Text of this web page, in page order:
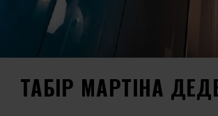
ТАБІР МАРТІНА